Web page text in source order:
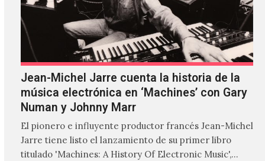
Jean-Michel Jarre cuenta la historia de la
música electrónica en ‘Machines’ con Gary
Numan y Johnny Marr
El pionero e influyente productor francés Jean-Michel
Jarre tiene listo el lanzamiento de su primer libro
titulado 'Machines: A History Of Electronic Music',